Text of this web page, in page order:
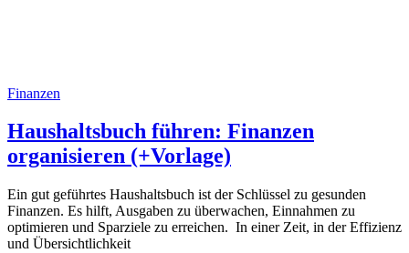
Finanzen
Haushaltsbuch führen: Finanzen
organisieren (+Vorlage)
Ein gut geführtes Haushaltsbuch ist der Schlüssel zu gesunden
Finanzen. Es hilft, Ausgaben zu überwachen, Einnahmen zu
optimieren und Sparziele zu erreichen. In einer Zeit, in der Effizienz
und Übersichtlichkeit